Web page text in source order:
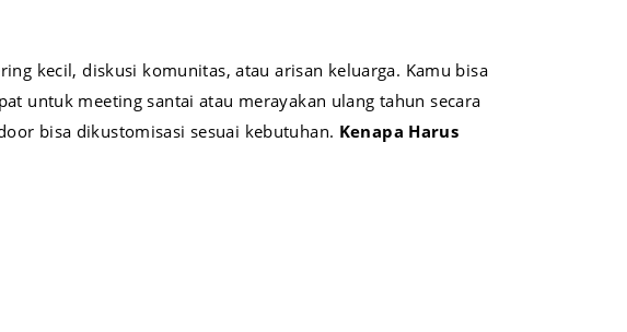
kecil, diskusi komunitas, atau arisan keluarga. Kamu bisa
untuk meeting santai atau merayakan ulang tahun secara
bisa dikustomisasi sesuai kebutuhan. Kenapa Harus